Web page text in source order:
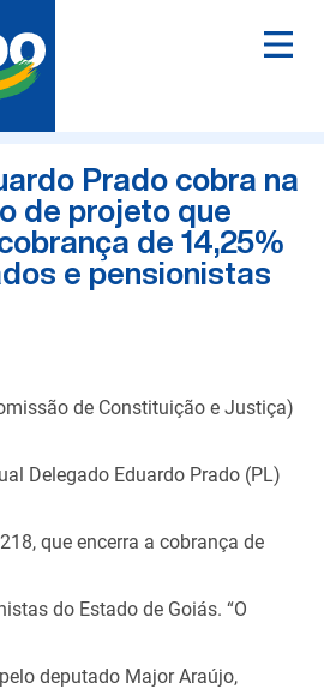
Prado cobra na
de projeto que
de 14,25%
e pensionistas
de Constituição e Justiça)
Delegado Eduardo Prado (PL)
que encerra a cobrança de
do Estado de Goiás. “O
deputado Major Araújo,